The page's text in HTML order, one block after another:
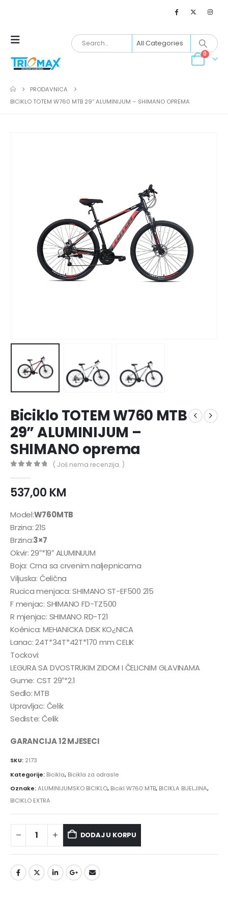
0
PRODAVNICA
BICIKLO TOTEM W760 MTB 29” ALUMINIJUM – SHIMANO OPREMA
Biciklo TOTEM W760 MTB
29” ALUMINIJUM –
SHIMANO oprema
( Još nema recenzija. )
537,00 KM
Model:W760MTB
Brzina: 21S
Brzina:3×7
Okvir: 29″*19″ ALUMINUUM
Boja: Crna sa crvenim naljepnicama
Viljuska: Čelična
Rucica menjaca: SHIMANO ST-EF500 215
F menjac: SHIMANO FD-TZ500
R mjenjac: SHIMANO RD-T21
Koênica: MEHANICKA DISK KO¿NICA
Lanac: 24T*34T*42T*170 mm CELIK
Tockovi:
LEGURA SA DVOSTRUKIM ZIDOM I ČELICNIM GLAVINAMA
Gume: CST 29″*2.1
Sedlo: MTB
Upravljac: Čelik
Sediste: Čelik
GARANCIJA 12 MJESECI
SKU: 2173
Kategorije: Bicikla, Bicikla za odrasle
Oznake:ALUMINIJUMSKO BICIKLO, Bicikl W760 MTB, BICIKLA BIJELJINA,
BICIKLO EXTRA
DODAJ U KORPU